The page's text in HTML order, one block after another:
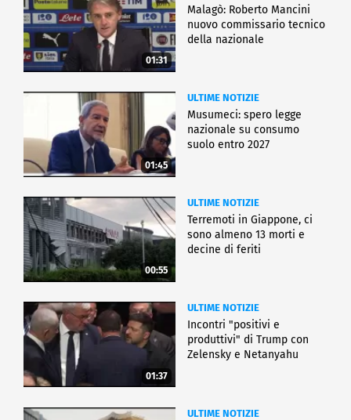
01:31
Malagò: Roberto Mancini
nuovo commissario tecnico
della nazionale
01:45
ULTIME NOTIZIE
Musumeci: spero legge
nazionale su consumo
suolo entro 2027
00:55
ULTIME NOTIZIE
Terremoti in Giappone, ci
sono almeno 13 morti e
decine di feriti
01:37
ULTIME NOTIZIE
Incontri "positivi e
produttivi" di Trump con
Zelensky e Netanyahu
ULTIME NOTIZIE